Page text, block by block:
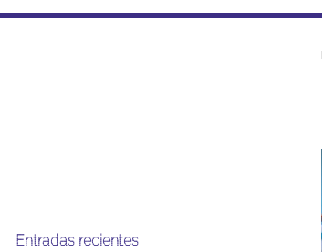
Entradas recientes